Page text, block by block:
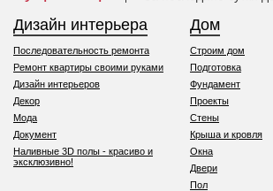
Дизайн интерьера
Последовательность ремонта
Ремонт квартиры своими руками
Дизайн интерьеров
Декор
Мода
Документ
Наливные 3D полы - красиво и
эксклюзивно!
Дом
Строим дом
Подготовка
Фундамент
Проекты
Стены
Крыша и кровля
Окна
Двери
Пол